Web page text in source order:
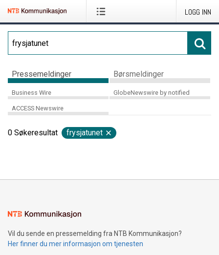
LOGG INN
Pressemeldinger Børsmeldinger
Business Wire GlobeNewswire by notified
ACCESS Newswire
0 Søkeresultat frysjatunet
Vil du sende en pressemelding fra NTB Kommunikasjon?
Her finner du mer informasjon om tjenesten